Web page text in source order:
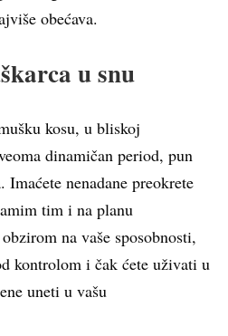
obećava.
u snu
kosu, u bliskoj
dinamičan period, pun
nenadane preokrete
tim i na planu
na vaše sposobnosti,
kontrolom i čak ćete uživati u
uneti u vašu